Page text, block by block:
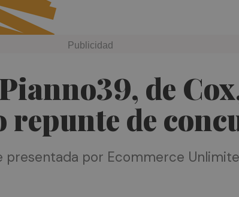
de
de
por Ecommerce